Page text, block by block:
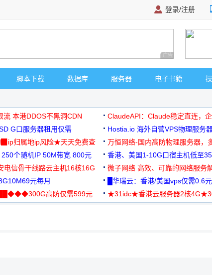
登录/注册
广告 商业广告，理
脚本下载 数据库 服务器 电子书籍
流 本港DDOS不黑洞CDN
ClaudeAPI：Claude稳定直连，
G口服务器租用仅需
测试
Hostia.io 海外自营VPS物理服务
▉ip归属地ip风险★天天免费查
万恒网络-国内高防物理服务器，
99元/月起
250个随机IP 50M带宽 800元
香港、美国1-10G口宿主机低至
电信骨干线路云主机16核16G
微子网络 高效、可靠的网络服务
元每月
█华瑞云：香港/美国vps仅需0.6
██◆◆◆300G高防仅需599元
★31idc★香港云服务器2核